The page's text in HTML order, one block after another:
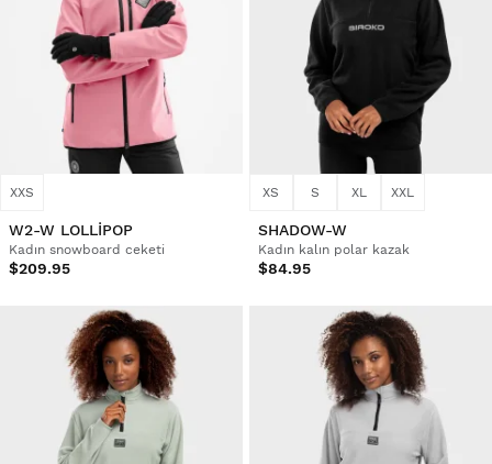
XXS
W2-W LOLLIPOP
Kadın snowboard ceketi
$209.95
XS S XL XXL
SHADOW-W
Kadın kalın polar kazak
$84.95